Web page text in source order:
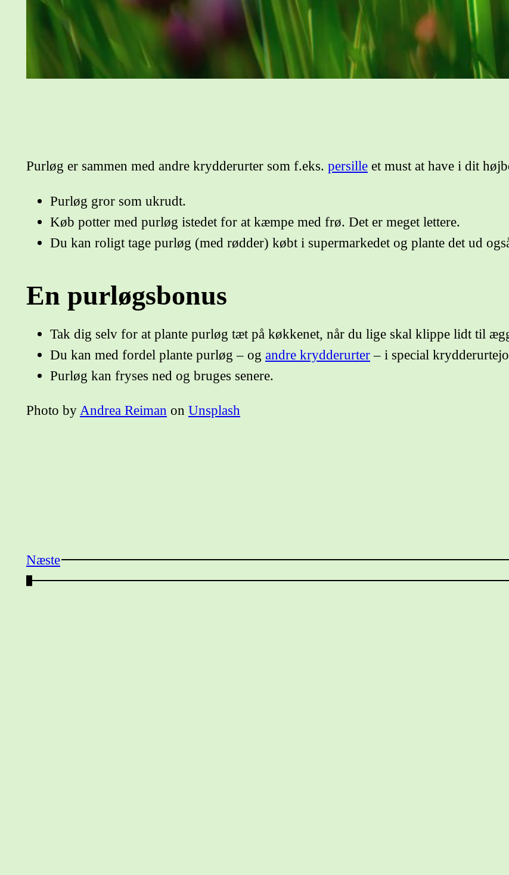
Purløg er sammen med andre krydderurter som f.eks. persille et must at have i dit
Purløg gror som ukrudt.
Køb potter med purløg istedet for at kæmpe med frø. Det er meget lettere.
Du kan roligt tage purløg (med rødder) købt i supermarkedet og plante det ud
En purløgsbonus
Tak dig selv for at plante purløg tæt på køkkenet, når du lige skal klippe lidt til
Du kan med fordel plante purløg – og andre krydderurter– i special
Purløg kan fryses ned og bruges senere.
Photo by Andrea Reiman on Unsplash
Næste
←